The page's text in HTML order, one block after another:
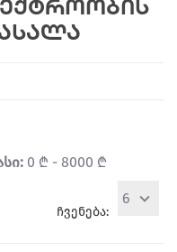
0 ₾ - 8000 ₾
ჩვენება:
6